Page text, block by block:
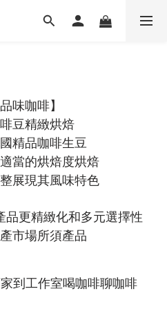
味咖啡】
豆精緻烘焙
精品咖啡生豆
當的烘焙度烘焙
展現其風味特色
品更精緻化和多元選擇性
市場所須產品
到工作室喝咖啡聊咖啡